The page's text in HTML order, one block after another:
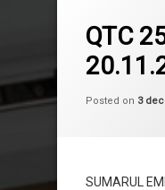
QTC
Posted on 3
SUMARUL